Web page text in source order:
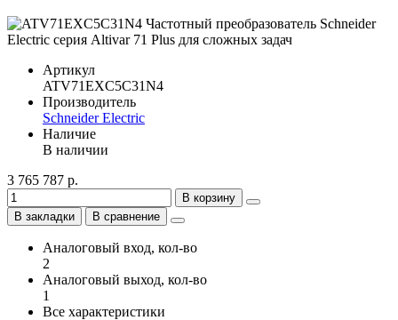
Артикул
ATV71EXC5C31N4
Производитель
Schneider Electric
Наличие
В наличии
3 765 787 р.
В корзину
В закладки
В сравнение
Аналоговый вход, кол-во
2
Аналоговый выход, кол-во
1
Все характеристики